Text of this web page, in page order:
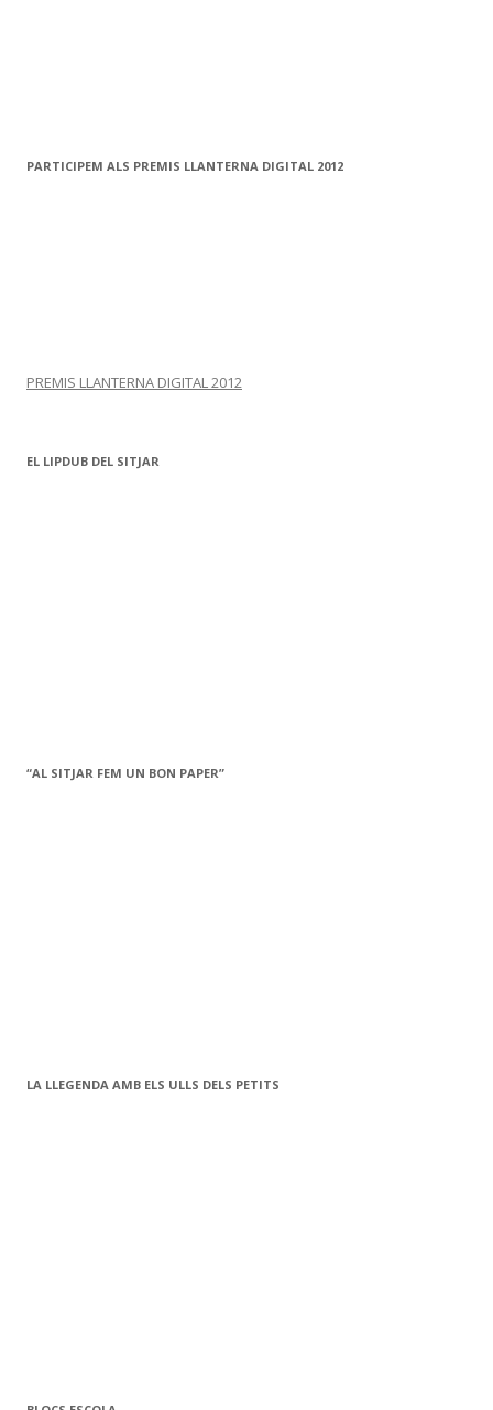
PARTICIPEM ALS PREMIS LLANTERNA DIGITAL 2012
PREMIS LLANTERNA DIGITAL 2012
EL LIPDUB DEL SITJAR
“AL SITJAR FEM UN BON PAPER”
LA LLEGENDA AMB ELS ULLS DELS PETITS